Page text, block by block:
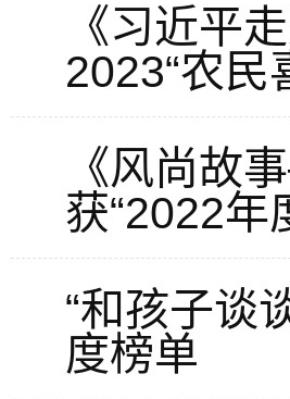
《习近平
2023“农民
《风尚故
获“2022年
“和孩子谈
度榜单